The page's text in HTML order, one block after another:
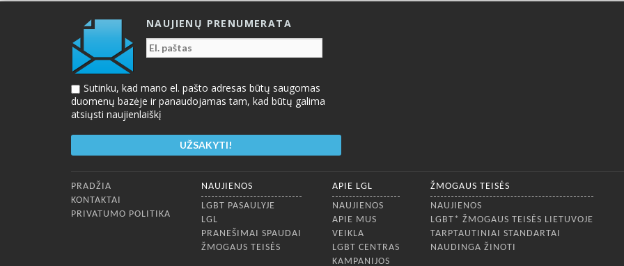
NAUJIENŲ PRENUMERATA
Sutinku, kad mano el. pašto adresas būtų saugomas
duomenų bazėje ir panaudojamas tam, kad būtų galima
atsiųsti naujienlaiškį
Apatinis meniu
PRADŽIA
KONTAKTAI
PRIVATUMO POLITIKA
NAUJIENOS
LGBT PASAULYJE
LGL
PRANEŠIMAI SPAUDAI
ŽMOGAUS TEISĖS
APIE LGL
NAUJIENOS
APIE MUS
VEIKLA
LGBT CENTRAS
KAMPANIJOS
ŽMOGAUS TEISĖS
NAUJIENOS
LGBT* ŽMOGAUS TEISĖS LIETUVOJE
TARPTAUTINIAI STANDARTAI
NAUDINGA ŽINOTI